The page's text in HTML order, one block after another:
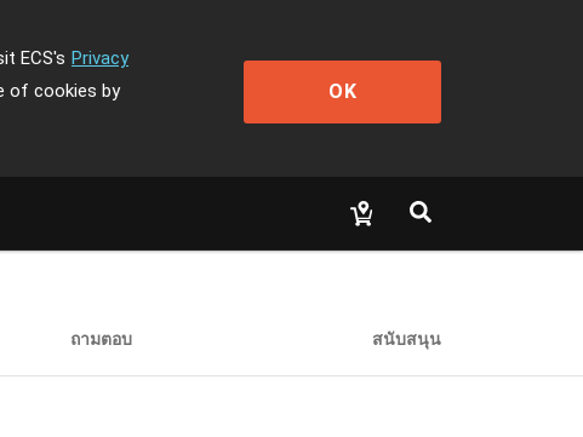
ECS's Privacy
of cookies by
OK
ถามตอบ สนับสนุน